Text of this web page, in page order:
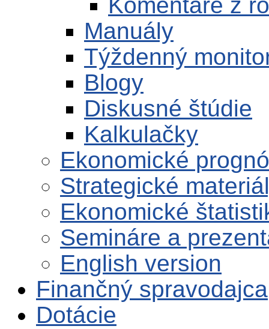
Komentáre z
Manuály
Týždenný
Blogy
Diskusné štúdie
Kalkulačky
Ekonomické
Strategické
Ekonomické
Semináre a
English version
Finančný spravodajca
Dotácie